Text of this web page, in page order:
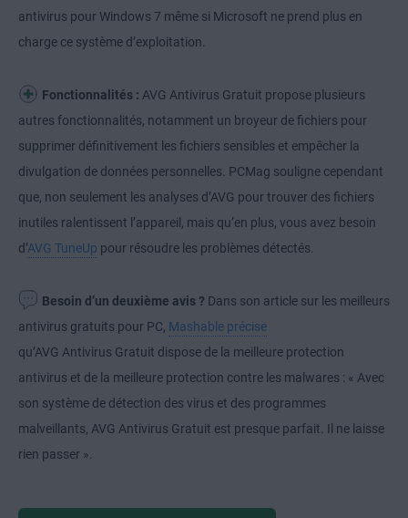
antivirus pour Windows 7 même si Microsoft ne prend plus en
charge ce système d’exploitation.
Fonctionnalités : AVG Antivirus Gratuit propose plusieurs
autres fonctionnalités, notamment un broyeur de fichiers pour
supprimer définitivement les fichiers sensibles et empêcher la
divulgation de données personnelles. PCMag souligne cependant
que, non seulement les analyses d’AVG pour trouver des fichiers
inutiles ralentissent l’appareil, mais qu’en plus, vous avez besoin
d’AVG TuneUp pour résoudre les problèmes détectés.
Besoin d’un deuxième avis ? Dans son article sur les meilleurs
antivirus gratuits pour PC, Mashable précise
qu’AVG Antivirus Gratuit dispose de la meilleure protection
antivirus et de la meilleure protection contre les malwares : « Avec
son système de détection des virus et des programmes
malveillants, AVG Antivirus Gratuit est presque parfait. Il ne laisse
rien passer ».